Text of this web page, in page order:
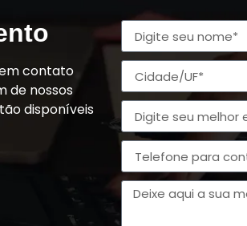
contato
de nossos
disponíveis